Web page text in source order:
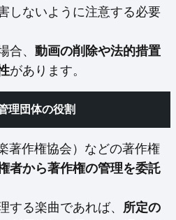
しないように注意する必要
合、 動画の削除や法的措置
があります。
理団体の役割
著作権協会）などの著作権
者から著作権の管理を委託
する楽曲であれば、 所定の